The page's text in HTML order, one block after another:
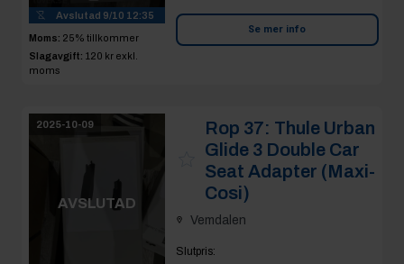
Avslutad 9/10 12:35
Moms: 25% tillkommer
Slagavgift: 120 kr exkl.
moms
Se mer info
2025-10-09
AVSLUTAD
Rop 37: Thule Urban
Glide 3 Double Car
Seat Adapter (Maxi-
Cosi)
Vemdalen
Slutpris: